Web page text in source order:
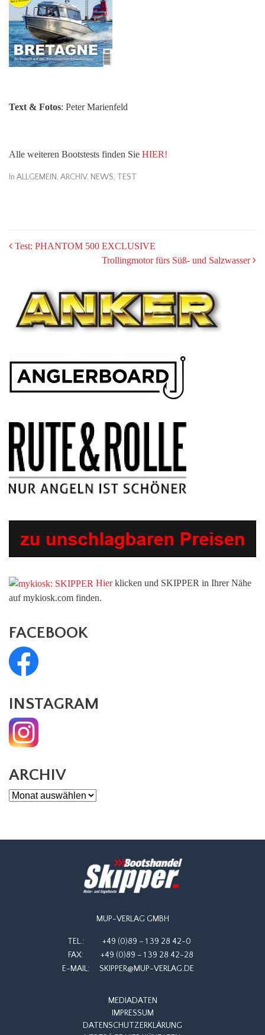
Text & Fotos: Peter Marienfeld
Alle weiteren Bootstests finden Sie HIER!
In ALLGEMEIN, ARCHIV, NEWS, TEST
POST
NAVIGATION
Test: PHANTOM 500 EXCLUSIVE
Trollingmotor fürs Süß- und Salzwasser
Hierklicken und SKIPPER in Ihrer Nähe
auf mykiosk.com finden.
FACEBOOK
INSTAGRAM
ARCHIV
Archiv
MUP-VERLAG GMBH
TEL.:
+49 (0)89 – 1 39 28 42-0
FAX:
+49 (0)89 – 1 39 28 42-28
E-MAIL:
SKIPPER@MUP-VERLAG.DE
MEDIADATEN
IMPRESSUM
DATENSCHUTZERKLÄRUNG